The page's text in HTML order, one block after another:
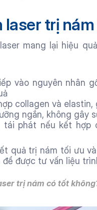
laser trị
mang lại hiệu
vào nguyên nhân
collagen và
ngắn, không gây
tái phát nếu kết hợp
quả trị nám tối ưu
được tư vấn liệu
trị nám có tốt không